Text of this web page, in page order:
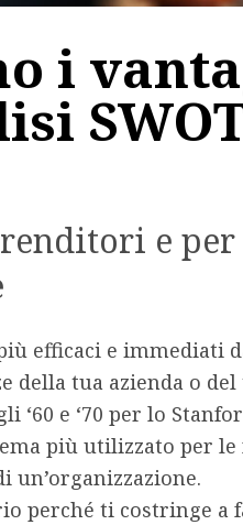
i
e
efficaci e immediati
della tua azienda o
‘60 e ‘70 per lo
più utilizzato per
un’organizzazione.
perché ti costringe a